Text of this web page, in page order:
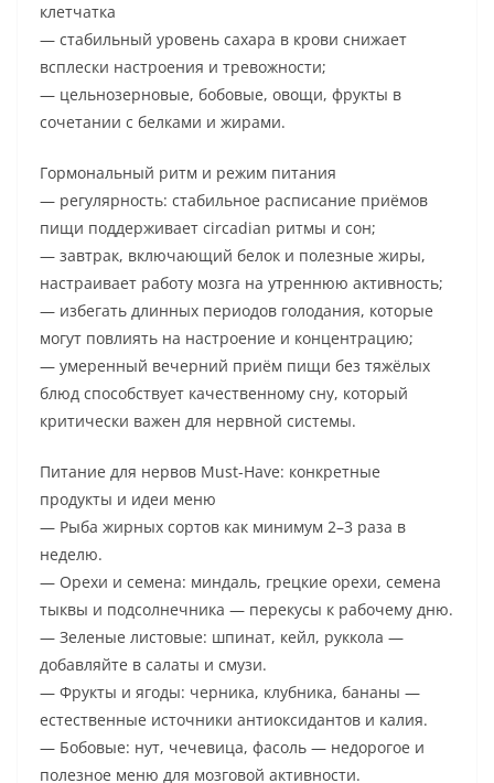
клетчатка
— стабильный уровень сахара в крови снижает
всплески настроения и тревожности;
— цельнозерновые, бобовые, овощи, фрукты в
сочетании с белками и жирами.
Гормональный ритм и режим питания
— регулярность: стабильное расписание приёмов
пищи поддерживает circadian ритмы и сон;
— завтрак, включающий белок и полезные жиры,
настраивает работу мозга на утреннюю активность;
— избегать длинных периодов голодания, которые
могут повлиять на настроение и концентрацию;
— умеренный вечерний приём пищи без тяжёлых
блюд способствует качественному сну, который
критически важен для нервной системы.
Питание для нервов Must-Have: конкретные
продукты и идеи меню
— Рыба жирных сортов как минимум 2–3 раза в
неделю.
— Орехи и семена: миндаль, грецкие орехи, семена
тыквы и подсолнечника — перекусы к рабочему дню.
— Зеленые листовые: шпинат, кейл, руккола —
добавляйте в салаты и смузи.
— Фрукты и ягоды: черника, клубника, бананы —
естественные источники антиоксидантов и калия.
— Бобовые: нут, чечевица, фасоль — недорогое и
полезное меню для мозговой активности.